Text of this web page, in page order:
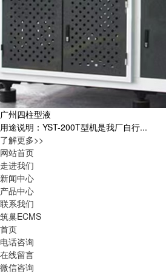
广州四柱型液
用途说明：YST-200T型机是我厂自行...
了解更多>>
网站首页
走进我们
新闻中心
产品中心
联系我们
筑巢ECMS
首页
电话咨询
在线留言
微信咨询